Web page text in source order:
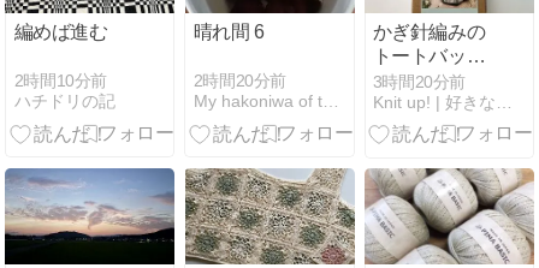
編めば進む
2時間10分前
ハチドリの記
晴れ間 6
2時間20分前
My hakoniwa of the WILDERNESS
かぎ針編みの
トートバッグ
が出来るDIY
キットを買っ
ちゃった！
3時間20分前